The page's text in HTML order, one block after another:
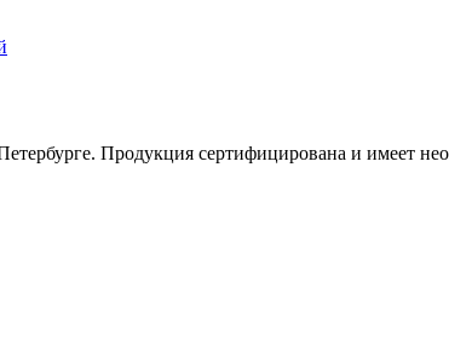
Продукция сертифицирована и имеет